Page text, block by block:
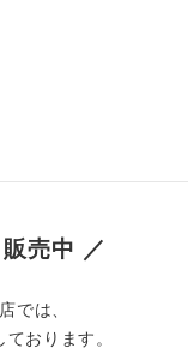
売中 ／
では、
おります。